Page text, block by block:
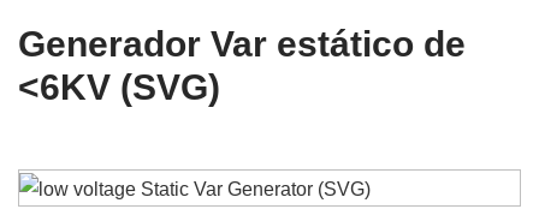
Generador Var estático de
<6KV (SVG)